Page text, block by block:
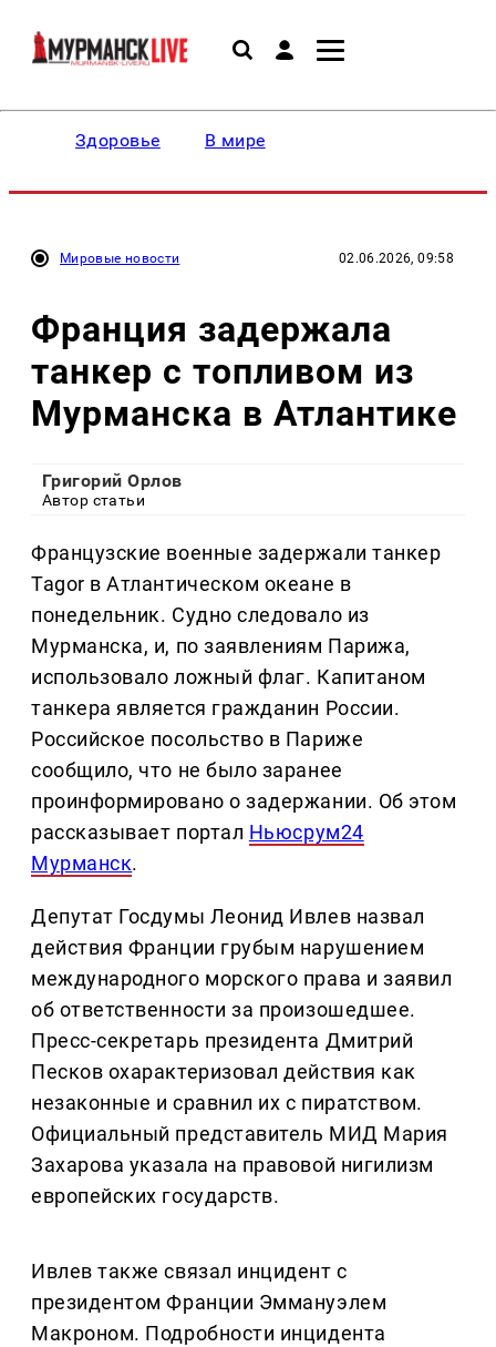
Здоровье В мире
Мировые новости 02.06.2026, 09:58
Франция задержала
танкер с топливом из
Мурманска в Атлантике
Григорий Орлов
Автор статьи
Французские военные задержали танкер
Tagor в Атлантическом океане в
понедельник. Судно следовало из
Мурманска, и, по заявлениям Парижа,
использовало ложный флаг. Капитаном
танкера является гражданин России.
Российское посольство в Париже
сообщило, что не было заранее
проинформировано о задержании. Об этом
рассказывает портал Ньюсрум24
Мурманск.
Депутат Госдумы Леонид Ивлев назвал
действия Франции грубым нарушением
международного морского права и заявил
об ответственности за произошедшее.
Пресс-секретарь президента Дмитрий
Песков охарактеризовал действия как
незаконные и сравнил их с пиратством.
Официальный представитель МИД Мария
Захарова указала на правовой нигилизм
европейских государств.
Ивлев также связал инцидент с
президентом Франции Эммануэлем
Макроном. Подробности инцидента